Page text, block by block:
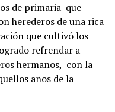
de primaria que
herederos de una rica
que cultivó los
refrendar a
hermanos, con la
años de la